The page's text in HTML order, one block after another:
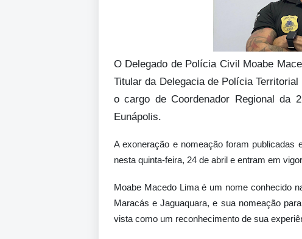
O Delegado de Polícia Civil Moabe
Titular da Delegacia de Polícia
o cargo de Coordenador Regional da
Eunápolis.
A exoneração e nomeação foram
nesta quinta-feira, 24 de abril e entram em
Moabe Macedo Lima é um nome conhecido
Maracás e Jaguaquara, e sua nomeação
vista como um reconhecimento de sua